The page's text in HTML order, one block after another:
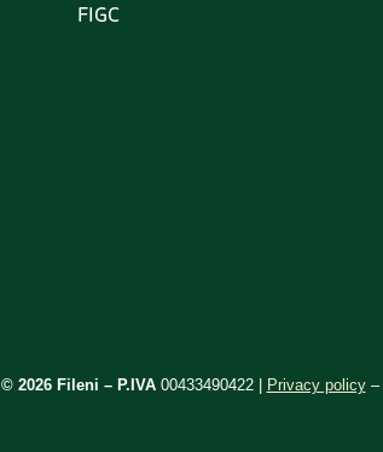
FIGC
©️ 2026 Fileni – P.IVA00433490422 | Privacy policy–